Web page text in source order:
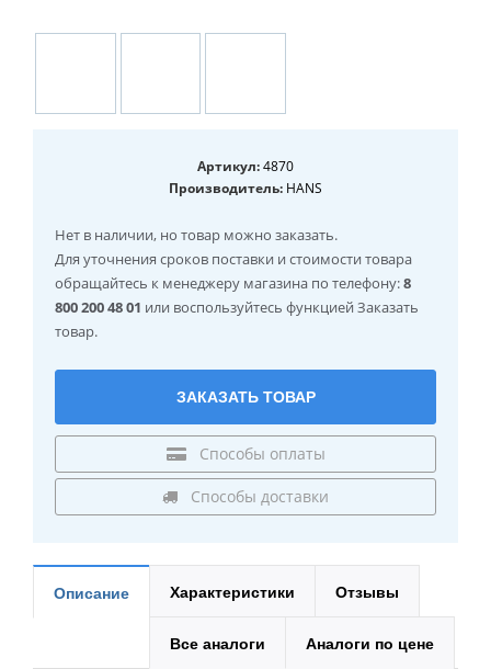
Артикул:4870
Производитель: HANS
Нет в наличии, но товар можно заказать.
Для уточнения сроков поставки и стоимости товара
обращайтесь к менеджеру магазина по телефону:8
800 200 48 01 или воспользуйтесь функцией Заказать
товар.
ЗАКАЗАТЬ ТОВАР
Способы оплаты
Способы доставки
Описание Характеристики Отзывы
Все аналоги Аналоги по цене